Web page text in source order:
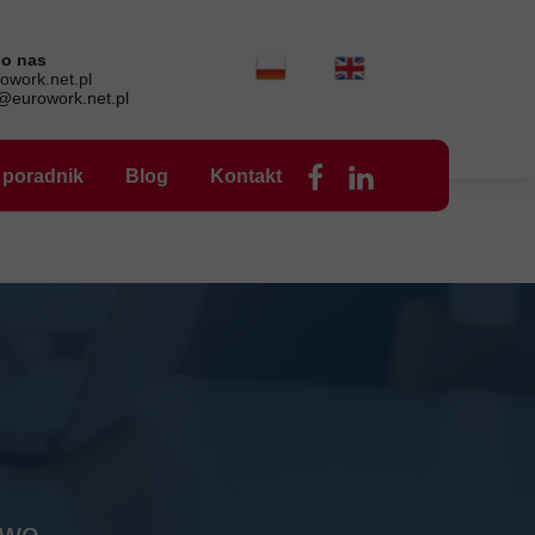
poradnik Blog Kontakt
nas